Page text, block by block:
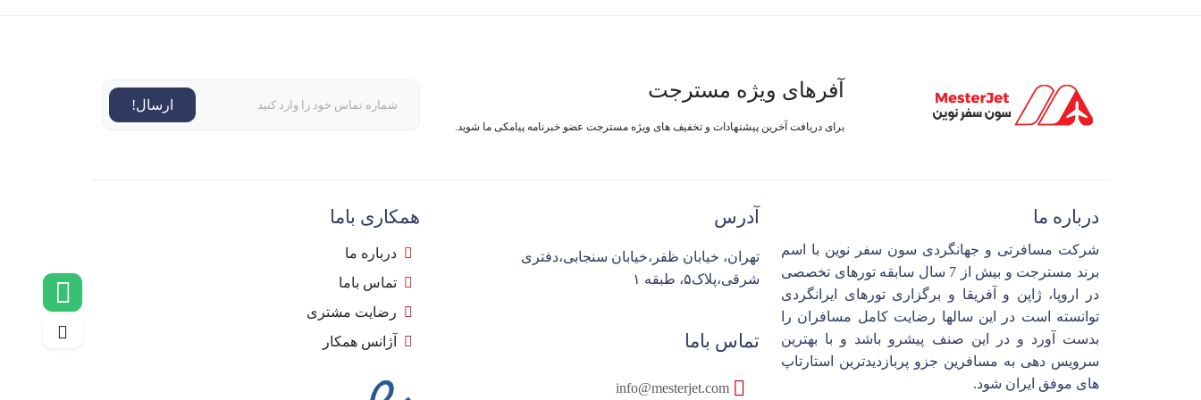
آفرهای ویژه مسترجت
برای دریافت آخرین پیشنهادات و تخفیف های ویژه مسترجت عضو خبرنامه پیامکی ما شوید.
ارسال!
درباره ما
شرکت مسافرتی و جهانگردی سون سفر نوین با اسم
برند مسترجت و بیش از 7 سال سابقه تورهای تخصصی
در اروپا، ژاپن و آفریقا و برگزاری تورهای ایرانگردی
توانسته است در این سالها رضایت کامل مسافران را
بدست آورد و در این صنف پیشرو باشد و با بهترین
سرویس دهی به مسافرین جزو پربازدیدترین استارتاپ
های موفق ایران شود.
آدرس
تهران، خیابان ظفر،خیابان سنجابی،دفتری
شرقی،پلاک۵، طبقه ۱
تماس باما
همکاری باما
درباره ما
تماس باما
رضایت مشتری
آژانس همکار